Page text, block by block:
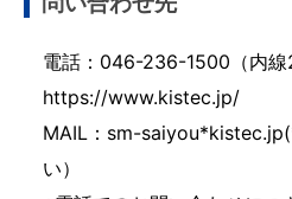
電話：046-236-1500（内
https://www.kistec.jp/
MAIL：sm-
い）